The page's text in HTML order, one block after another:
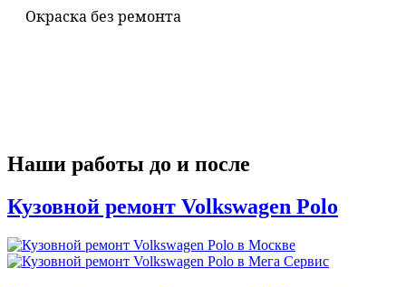
Окраска без ремонта
Наши работы до и после
Кузовной ремонт Volkswagen Polo